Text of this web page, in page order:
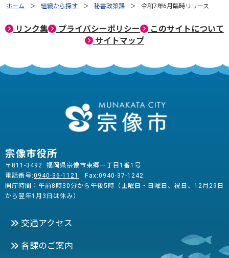
ホーム 組織から探す 秘書政策課 令和7年6月臨時リリース
リンク集 プライバシーポリシー
このサイトについて
サイトマップ
宗像市役所
〒811-3492 福岡県宗像市東郷一丁目1番1号
電話番号:0940-36-1121
Fax:0940-37-1242
開庁時間：午前8時30分から午後5時（土曜日・日曜日、祝日、12月29日
から翌年1月3日は休み）
交通アクセス
各課のご案内